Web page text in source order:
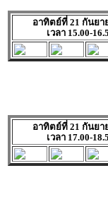
อาทิตย์ที่ 21 กันยา
เวลา 15.00-
อาทิตย์ที่ 21 กันยา
เวลา 17.00-